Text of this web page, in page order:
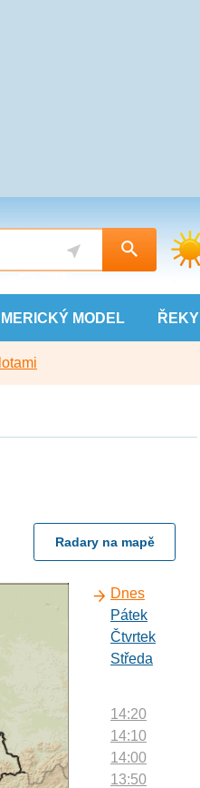
MODEL ŘEKY
Radary na mapě
Dnes
Pátek
Čtvrtek
Středa
14:20
14:10
14:00
13:50